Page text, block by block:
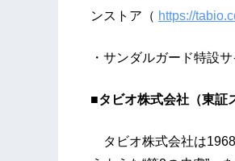
ンストア（ https://
・サンダルガード特設サ
■タビオ株式会社（東証
タビオ株式会社は